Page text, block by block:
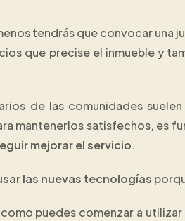
tendrás que convocar una
que precise el inmueble y
de las comunidades
mantenerlos satisfechos, es
mejorar el servicio.
las nuevas tecnologías
puedes comenzar a